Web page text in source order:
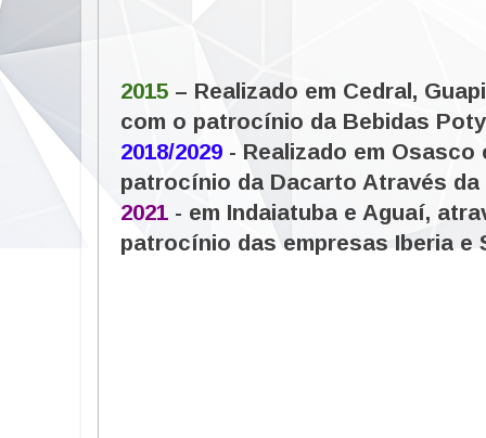
2015 – Realizado em Cedral,
com o patrocínio da Bebidas
2018/2029 - Realizado em Osasco
patrocínio da Dacarto Através da
2021 - em Indaiatuba e Aguaí,
patrocínio das empresas Iberia e